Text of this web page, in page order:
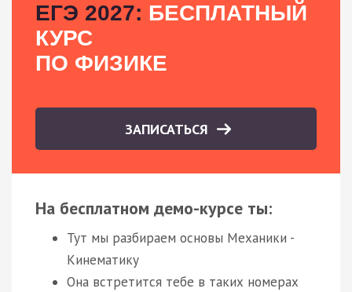
ЕГЭ 2027: БЕСПЛАТНЫЙ
КУРС
ПО ФИЗИКЕ
ЗАПИСАТЬСЯ
На бесплатном демо-курсе ты:
Тут мы разбираем основы Механики -
Кинематику
Она встретится тебе в таких номерах